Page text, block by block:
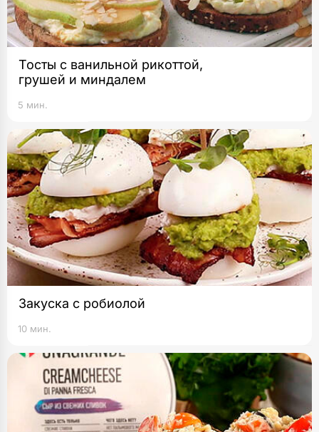
Тосты с ванильной рикоттой,
грушей и миндалем
5 мин.
Закуска с робиолой
10 мин.